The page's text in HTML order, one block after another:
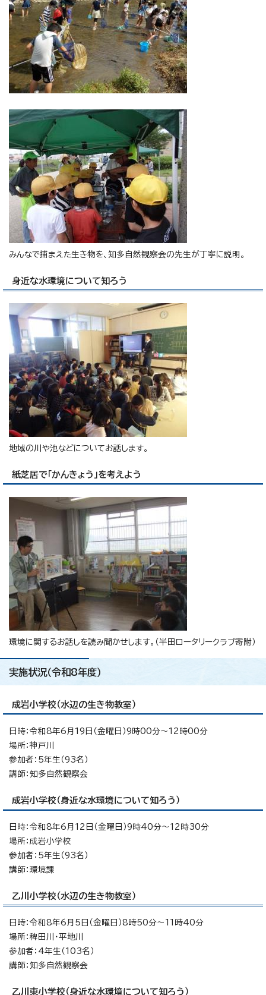
みんなで捕まえた生き物を、知多自然観察会の先生が丁寧に説明。
身近な水環境について知ろう
地域の川や池などについてお話します。
紙芝居で「かんきょう」を考えよう
環境に関するお話しを読み聞かせします。（半田ロータリークラブ寄附）
実施状況（令和8年度）
成岩小学校（水辺の生き物教室）
日時：令和8年6月19日（金曜日）9時00分～12時00分
場所：神戸川
参加者：5年生（93名）
講師：知多自然観察会
成岩小学校（身近な水環境について知ろう）
日時：令和8年6月12日（金曜日）9時40分～12時30分
場所：成岩小学校
参加者：5年生（93名）
講師：環境課
乙川小学校（水辺の生き物教室）
日時：令和8年6月5日（金曜日）8時50分～11時40分
場所：稗田川・平地川
参加者：4年生（103名）
講師：知多自然観察会
乙川東小学校（身近な水環境について知ろう）